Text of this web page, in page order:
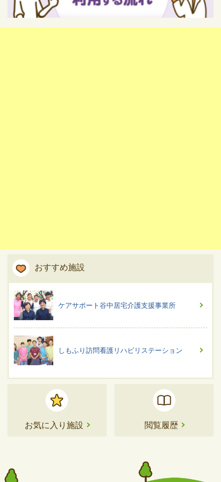
おすすめ施設
ケアサポート谷中居宅介護支援事業所
しもふり訪問看護リハビリステーション
お気に入り施設 閲覧履歴